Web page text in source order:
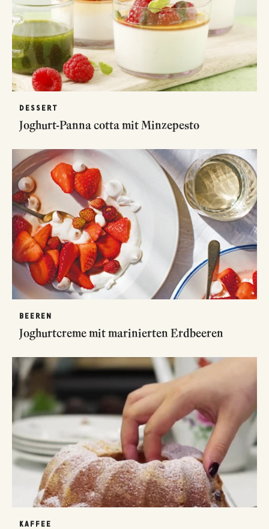
DESSERT
Joghurt-Panna cotta mit Minzepesto
BEEREN
Joghurtcreme mit marinierten Erdbeeren
KAFFEE